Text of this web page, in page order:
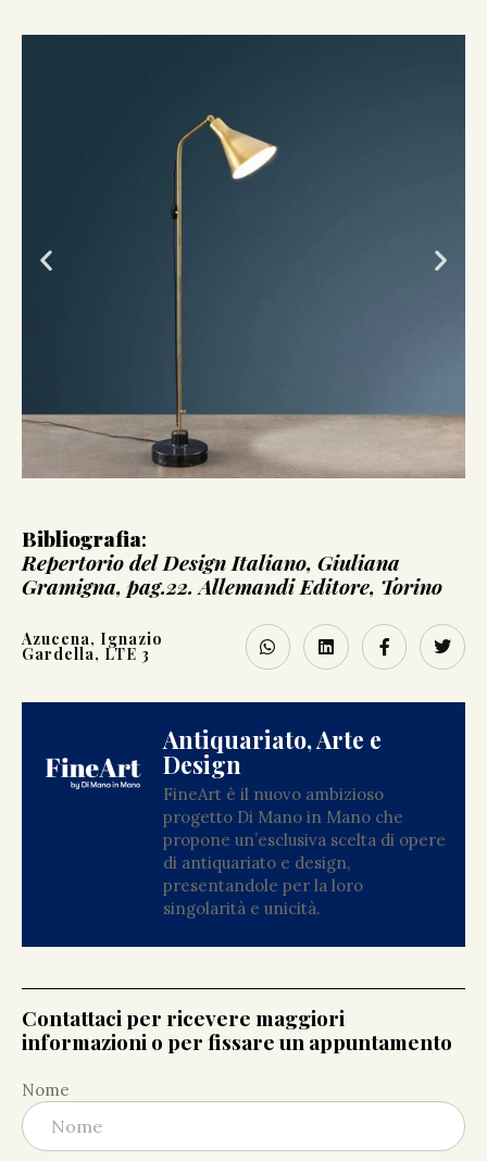
Bibliografia:
Repertorio del Design Italiano, Giuliana
Gramigna, pag.22. Allemandi Editore, Torino
Azucena, Ignazio
Gardella, LTE 3
Antiquariato, Arte e
Design
FineArt è il nuovo ambizioso
progetto Di Mano in Mano che
propone un’esclusiva scelta di opere
di antiquariato e design,
presentandole per la loro
singolarità e unicità.
Contattaci per ricevere maggiori
informazioni o per fissare un appuntamento
Nome